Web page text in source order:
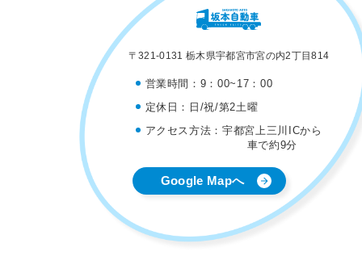
〒321-0131 栃木県宇都宮市宮の内2丁目814
営業時間： 9：00~17：00
定休日： 日/祝/第2土曜
アクセス方法：宇都宮上三川ICから
車で約9分
Google Mapへ